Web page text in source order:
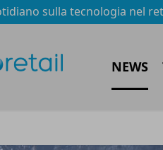
sulla tecnologia nel
NEWS